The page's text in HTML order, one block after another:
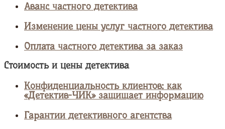
Аванс частного детектива
Изменение цены услуг частного детектива
Оплата частного детектива за заказ
Стоимость и цены детектива
Конфиденциальность клиентов: как
«Детектив-ЧИК» защищает информацию
Гарантии детективного агентства